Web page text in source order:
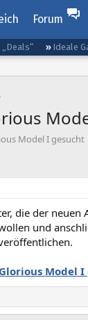
Forum
Ideale
Model I gesucht
die der
und
Model I